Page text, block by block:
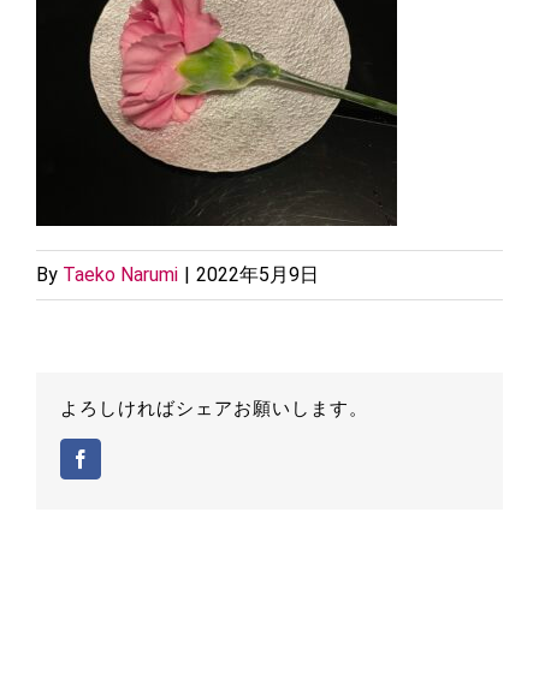
By Taeko Narumi | 2022年5月9日
よろしければシェアお願いします。